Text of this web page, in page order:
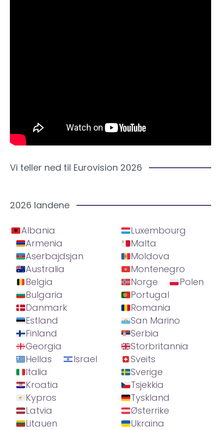
Vi teller ned til Eurovision 2026
2026 landene
Albania
Armenia
Aserbajdsjan
Australia
Belgia
Bulgaria
Danmark
Estland
Finland
Georgia
Hellas
Israel
Italia
Kroatia
Kypros
Latvia
Litauen
Luxembourg
Malta
Moldova
Montenegro
Norge
Polen
Portugal
Romania
San Marino
Serbia
Storbritannia
Sveits
Sverige
Tsjekkia
Tyskland
Østerrike
Ukraina